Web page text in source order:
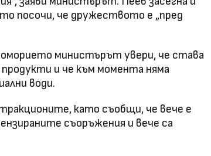
посочи, че дружеството е „пред
министърът увери, че става
и че към момента няма
води.
като съобщи, че вече е
съоръжения и вече са